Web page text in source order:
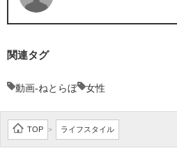
関連タグ
動画-ねとらぼ 女性
TOP > ライフスタイル